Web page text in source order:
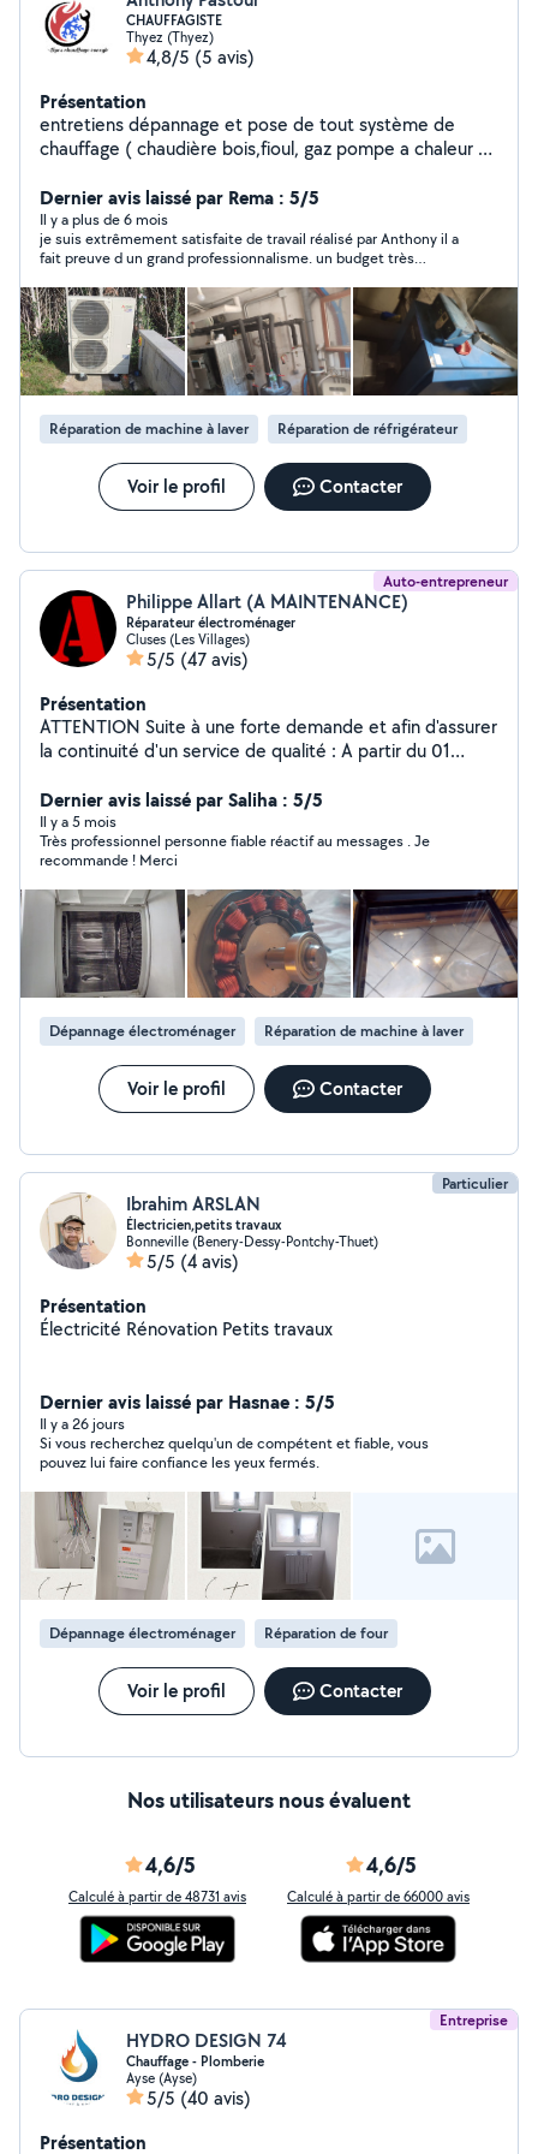
CHAUFFAGISTE
Thyez (Thyez)
4,8/5 (5 avis)
Présentation
entretiens dépannage et pose de tout système de
chauffage ( chaudière bois,fioul, gaz pompe a chaleur et
fait également le remplacement de chauffe-eau et la
pose de ballon thermodynamique plomberie et mon ami
mecanicien professionnel 28 ans d expérience entretien
et dépannage à domicile ou au travail l idée je repars et
quand vous finissez la journée la voiture sera prête si
besoin laissez-moi un message si besoin
Dernier avis laissé par Rema : 5/5
Il y a plus de 6 mois
je suis extrêmement satisfaite de travail réalisé par Anthony il a
fait preuve d un grand professionnalisme. un budget très
ses services.
Réparation de machine à laver Réparation de réfrigérateur
Voir le profil Contacter
Auto-entrepreneur
Philippe Allart (A MAINTENANCE)
Réparateur électroménager
Cluses (Les Villages)
5/5 (47 avis)
Présentation
ATTENTION Suite à une forte demande et afin d'assurer
la continuité d'un service de qualité : A partir du 01
L'ensemble des services sont uniquement réservé aux
clients déjà enregistrés A MAINTENANCE Réparation et
entretien d'appareils électroménagers. Vente
d'appareils électroménagers d'occasion avec garantie.
Location appareils électroménagers. Travaux de petit
bricolage (déductibles des impôts jusqu'à 50% pour
certains travaux) Intervention 7J/7 en atelier ou à
domicile en Haute Savoie. Aucune intervention en
Suisse. Pourquoi choisir un professionnel plutôt qu'un
particulier pour vos interventions ? - Sécurité de
l'intervention (Intervenant expérimenté/matériel
adapté/assurance responsabilité civile en cas
d'accident) - Garantie des pièces/de la réparation. -
Rapport/Facturation disponible en cas de perte.
venant de plus de 30km à vol d'oiseau sur ALLOVOISINS
Dernier avis laissé par Saliha : 5/5
Il y a 5 mois
Très professionnel personne fiable réactif au messages . Je
recommande ! Merci
Dépannage électroménager Réparation de machine à laver
Voir le profil Contacter
Particulier
Ibrahim ARSLAN
Électricien,petits travaux
Bonneville (Benery-Dessy-Pontchy-Thuet)
5/5 (4 avis)
Présentation
Électricité Rénovation Petits travaux
Dernier avis laissé par Hasnae : 5/5
Il y a 26 jours
Si vous recherchez quelqu'un de compétent et fiable, vous
pouvez lui faire confiance les yeux fermés.
Dépannage électroménager Réparation de four
Voir le profil Contacter
Nos utilisateurs nous évaluent
4,6/5
Calculé à partir de 48731 avis
4,6/5
Calculé à partir de 66000 avis
Entreprise
HYDRO DESIGN 74
Chauffage - Plomberie
Ayse (Ayse)
5/5 (40 avis)
Présentation